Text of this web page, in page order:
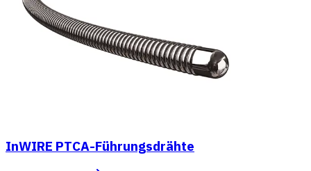
InWIRE PTCA-Führungsdrähte